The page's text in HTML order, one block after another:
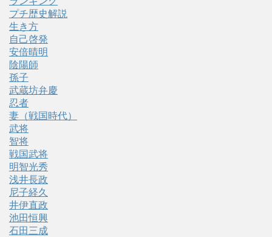
プチ歴史解説
生き方
自己啓発
安倍晴明
陰陽師
孫子
武蔵坊弁慶
忍者
妻（戦国時代）
武将
智将
戦国武将
明智光秀
浅井長政
尼子経久
井伊直政
池田恒興
石田三成